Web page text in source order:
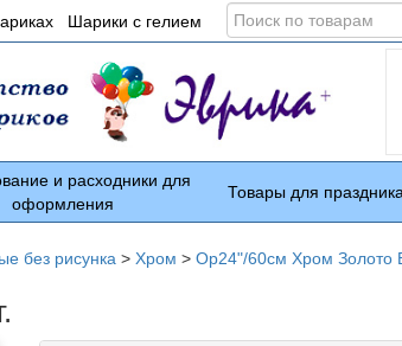
Шарики с гелием
Поиск
товарам
и расходники для
оформления
Товары для
без рисунка > Хром > Ор24"/60см Хром Золото